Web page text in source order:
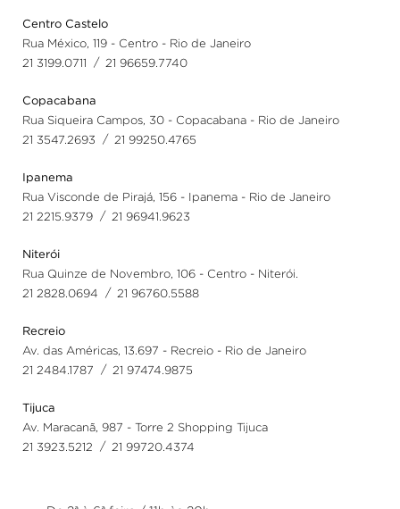
Centro Castelo
Rua México, 119 - Centro - Rio de Janeiro
21 3199.0711
/ 21 96659.7740
Copacabana
Rua Siqueira Campos, 30 - Copacabana - Rio de Janeiro
21 3547.2693
/ 21 99250.4765
Ipanema
Rua Visconde de Pirajá, 156 - Ipanema - Rio de Janeiro
21 2215.9379
/ 21 96941.9623
Niterói
Rua Quinze de Novembro, 106 - Centro - Niterói.
21 2828.0694
/ 21 96760.5588
Recreio
Av. das Américas, 13.697 - Recreio - Rio de Janeiro
21 2484.1787
/ 21 97474.9875
Tijuca
Av. Maracanã, 987 - Torre 2 Shopping Tijuca
21 3923.5212
/ 21 99720.4374